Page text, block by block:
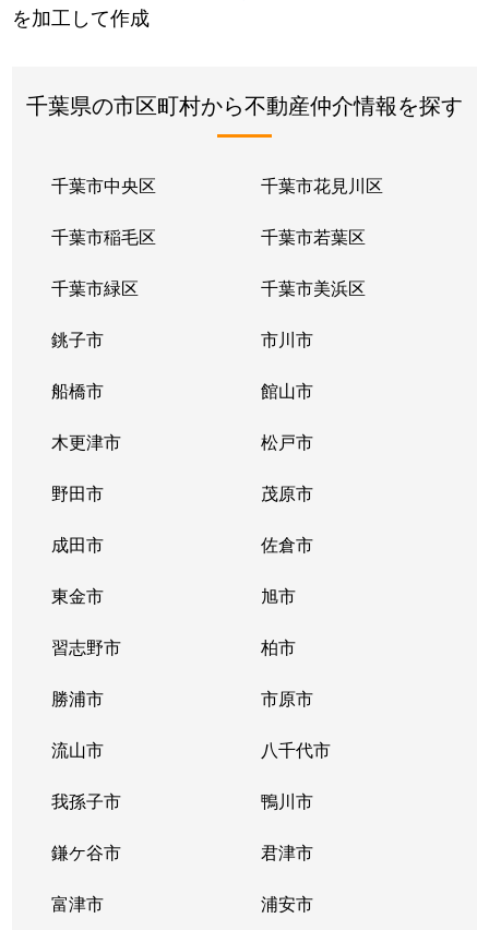
を加工して作成
千葉県の市区町村から不動産仲介情報を探す
千葉市中央区 千葉市花見川区
千葉市稲毛区 千葉市若葉区
千葉市緑区 千葉市美浜区
銚子市 市川市
船橋市 館山市
木更津市 松戸市
野田市 茂原市
成田市 佐倉市
東金市 旭市
習志野市 柏市
勝浦市 市原市
流山市 八千代市
我孫子市 鴨川市
鎌ケ谷市 君津市
富津市 浦安市